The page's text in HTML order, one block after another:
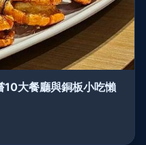
10大餐廳與銅板小吃懶